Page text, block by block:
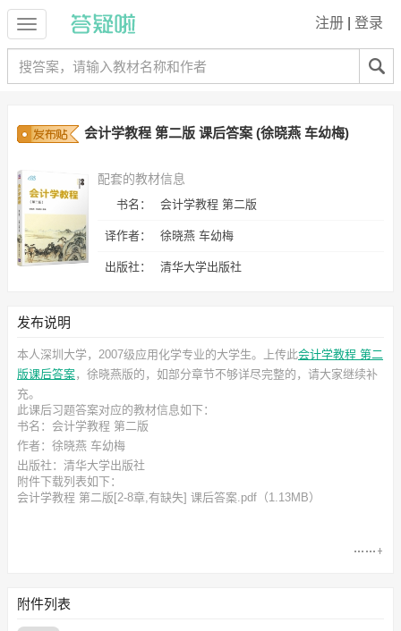
注册 登录
会计学教程 第二版 课后答案 (徐晓燕 车幼梅)
配套的教材信息
书名： 会计学教程 第二版
译作者： 徐晓燕 车幼梅
出版社： 清华大学出版社
发布说明
本人深圳大学，2007级应用化学专业的大学生。上传此会计学教程 第二
版课后答案，徐晓燕版的，如部分章节不够详尽完整的，请大家继续补
充。
此课后习题答案对应的教材信息如下：
书名：会计学教程 第二版
作者：徐晓燕 车幼梅
出版社：清华大学出版社
附件下载列表如下：
会计学教程 第二版[2-8章,有缺失] 课后答案.pdf （1.13MB）
附件列表